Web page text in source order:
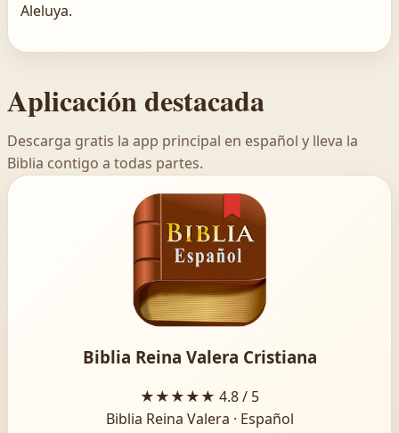
Aleluya.
Aplicación destacada
Descarga gratis la app principal en español y lleva la
Biblia contigo a todas partes.
Biblia Reina Valera Cristiana
★★★★★ 4.8 / 5
Biblia Reina Valera · Español